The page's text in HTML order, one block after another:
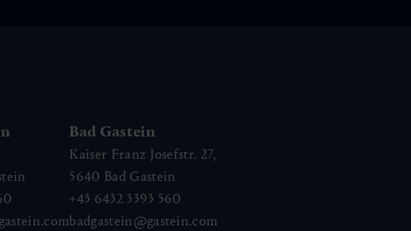
Bad Gastein
Kaiser Franz Josefstr. 27,
5640 Bad Gastein
+43 6432 3393 560
badgastein@gastein.com